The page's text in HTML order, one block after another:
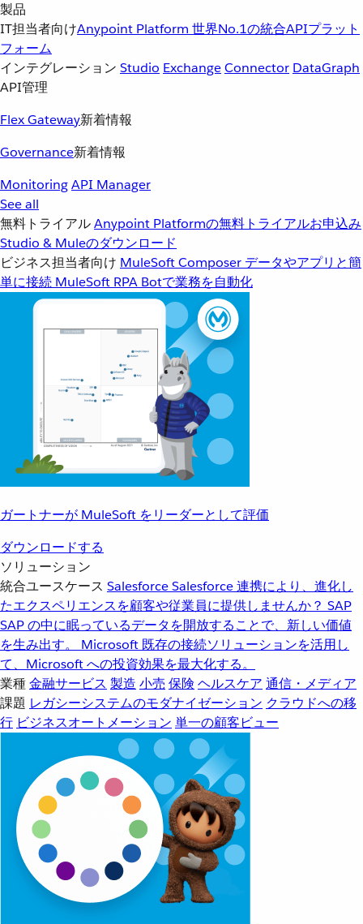
製品
IT担当者向けAnypoint Platform 世界No.1の統合APIプラット
フォーム
インテグレーション Studio ExchangeConnector DataGraph
API管理
Flex Gateway新着情報
Governance新着情報
MonitoringAPI Manager
See all
無料トライアルAnypoint Platformの無料トライアルお申込み
Studio & Muleのダウンロード
ビジネス担当者向け MuleSoft Composer データやアプリと簡
単に接続 MuleSoft RPA Botで業務を自動化
ガートナーが MuleSoft をリーダーとして評価
ダウンロードする
ソリューション
統合ユースケース SalesforceSalesforce 連携により、進化し
たエクスペリエンスを顧客や従業員に提供しませんか？ SAP
SAP の中に眠っているデータを開放することで、新しい価値
を生み出す。
Microsoft 既存の接続ソリューションを活用し
て、Microsoft への投資効果を最大化する。
業種金融サービス 製造 小売 保険 ヘルスケア 通信・メディア
課題 レガシーシステムのモダナイゼーション クラウドへの移
行 ビジネスオートメーション 単一の顧客ビュー